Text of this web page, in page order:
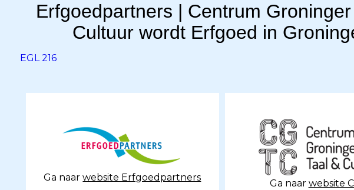
Agenda Vakinformatie Praktijkkennis
EGL 216
Erfgoedpartners | Centrum Groninger
Cultuur wordt Erfgoed in
EGL 216
Ga naarwebsite Erfgoedpartners
Ga naar website